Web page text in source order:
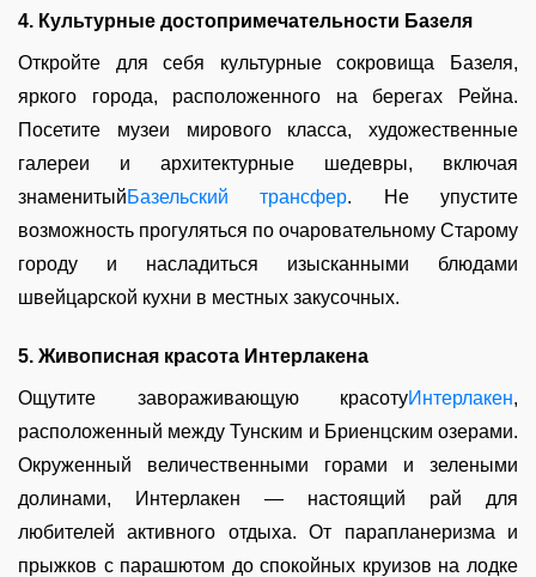
4. Культурные достопримечательности Базеля
Откройте для себя культурные сокровища Базеля,
яркого города, расположенного на берегах Рейна.
Посетите музеи мирового класса, художественные
галереи и архитектурные шедевры, включая
знаменитыйБазельский трансфер. Не упустите
возможность прогуляться по очаровательному Старому
городу и насладиться изысканными блюдами
швейцарской кухни в местных закусочных.
5. Живописная красота Интерлакена
Ощутите завораживающую красотуИнтерлакен,
расположенный между Тунским и Бриенцским озерами.
Окруженный величественными горами и зелеными
долинами, Интерлакен — настоящий рай для
любителей активного отдыха. От парапланеризма и
прыжков с парашютом до спокойных круизов на лодке